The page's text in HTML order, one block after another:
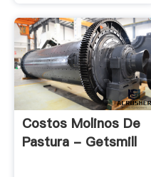
Costos Molinos De
Pastura - Getsmill